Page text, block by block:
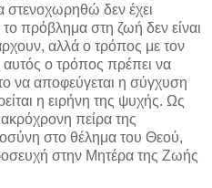
δεν έχει
πρόβλημα στη ζωή δεν είναι
αλλά ο τρόπος με τον
αυτός ο τρόπος πρέπει να
να αποφεύγεται η σύγχυση
η ειρήνη της ψυχής. Ως
πείρα της
στο θέλημα του Θεού,
στην Μητέρα της Ζωής